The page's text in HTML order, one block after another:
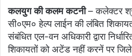
कलयुग की कलम कटनी– कलेक्टर श्री
सी०एम० हेल्प लाईन की लंबित
संबंधित एल-वन अधिकारी द्वारा
शिकायतों को अटेंड नहीं करनें पर जिले